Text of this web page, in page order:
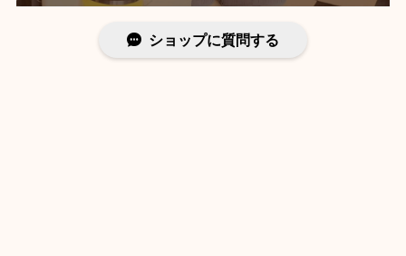
ショップに質問する